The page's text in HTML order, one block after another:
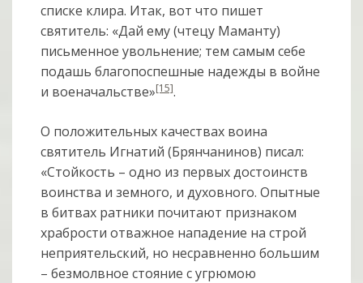
списке клира. Итак, вот что пишет
святитель: «Дай ему (чтецу Маманту)
письменное увольнение; тем самым себе
подашь благопоспешные надежды в войне
и военачальстве»[15].
О положительных качествах воина
святитель Игнатий (Брянчанинов) писал:
«Стойкость – одно из первых достоинств
воинства и земного, и духовного. Опытные
в битвах ратники почитают признаком
храбрости отважное нападение на строй
неприятельский, но несравненно большим
– безмолвное стояние с угрюмою